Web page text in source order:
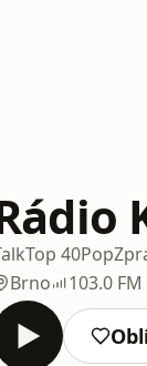
Top 40Pop
Brno
103.0 FM